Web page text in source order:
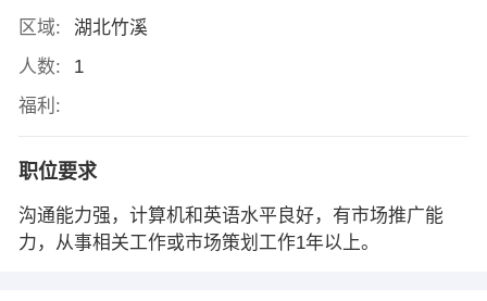
区域:
湖北竹溪
人数:
1
福利:
职位要求
沟通能力强，计算机和英语水平良好，有市场推广能
力，从事相关工作或市场策划工作1年以上。